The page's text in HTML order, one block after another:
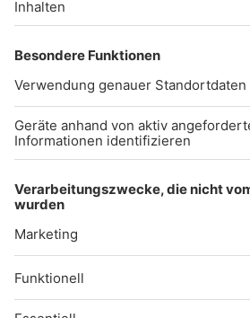
Impressum
Unexpected
crypto.randomUUID is not a